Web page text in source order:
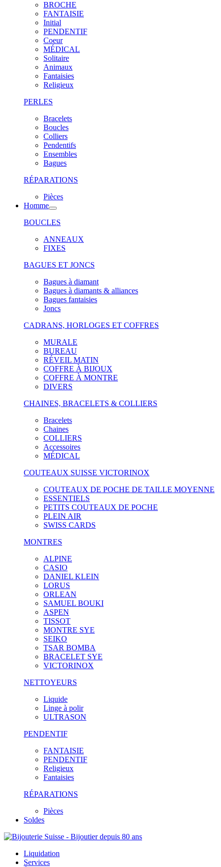
BROCHE
FANTAISIE
Initial
PENDENTIF
Coeur
MÉDICAL
Solitaire
Animaux
Fantaisies
Religieux
PERLES
Bracelets
Boucles
Colliers
Pendentifs
Ensembles
Bagues
RÉPARATIONS
Pièces
Homme
BOUCLES
ANNEAUX
FIXES
BAGUES ET JONCS
Bagues à diamant
Bagues à diamants & alliances
Bagues fantaisies
Joncs
CADRANS, HORLOGES ET COFFRES
MURALE
BUREAU
RÉVEIL MATIN
COFFRE À BIJOUX
COFFRE À MONTRE
DIVERS
CHAINES, BRACELETS & COLLIERS
Bracelets
Chaines
COLLIERS
Accessoires
MÉDICAL
COUTEAUX SUISSE VICTORINOX
COUTEAUX DE POCHE DE TAILLE MOYENNE
ESSENTIELS
PETITS COUTEAUX DE POCHE
PLEIN AIR
SWISS CARDS
MONTRES
ALPINE
CASIO
DANIEL KLEIN
LORUS
ORLEAN
SAMUEL BOUKI
ASPEN
TISSOT
MONTRE SYE
SEIKO
TSAR BOMBA
BRACELET SYE
VICTORINOX
NETTOYEURS
Liquide
Linge à polir
ULTRASON
PENDENTIF
FANTAISIE
PENDENTIF
Religieux
Fantaisies
RÉPARATIONS
Pièces
Soldes
Liquidation
Services